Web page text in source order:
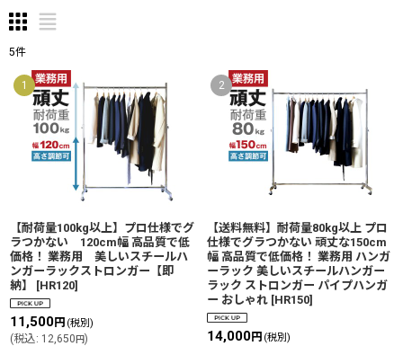
5件
1
【耐荷量100kg以上】プロ仕様でグ
ラつかない 120cm幅 高品質で低
価格！ 業務用 美しいスチールハ
ンガーラックストロンガー【即
納】
[HR120]
11,500円 (税別)
(税込: 12,650円)
2
【送料無料】耐荷量80kg以上 プロ
仕様でグラつかない 頑丈な150cm
幅 高品質で低価格！ 業務用 ハンガ
ーラック 美しいスチールハンガー
ラック ストロンガー パイプハンガ
ー おしゃれ [HR150]
14,000円 (税別)